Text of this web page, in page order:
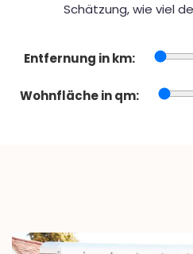
Schätzung, wie viel
Entfernung in km:
Wohnfläche in qm: